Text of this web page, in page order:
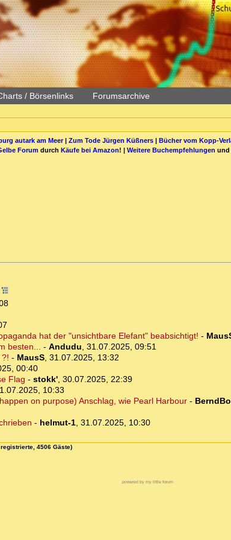
/ Börsenlinks Forumsarchive
autark am Meer| Zum Tode Jürgen Küßners| Bücher vom Kopp-
Forum durch Käufe bei Amazon! | Weitere Buchempfehlungen und
hat der "unsichtbare Elefant" beabsichtigt! -
besten... - Andudu, 31.07.2025, 09:51
- MausS, 31.07.2025, 13:32
00:40
Flag - stokk', 30.07.2025, 22:39
10:33
on purpose) Anschlag, wie Pearl Harbour-
- helmut-1, 31.07.2025, 10:30
4506 Gäste)
powered by my little forum